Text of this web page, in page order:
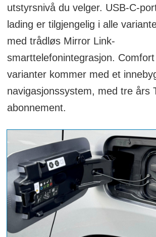
utstyrsnivå du velger. USB-C-
lading er tilgjengelig i alle
med trådløs Mirror Link-
smarttelefonintegrasjon.
varianter kommer med et
navigasjonssystem, med tre års
abonnement.